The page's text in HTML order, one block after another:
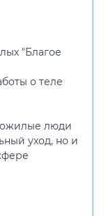
"Благое
о теле
люди
уход, но и